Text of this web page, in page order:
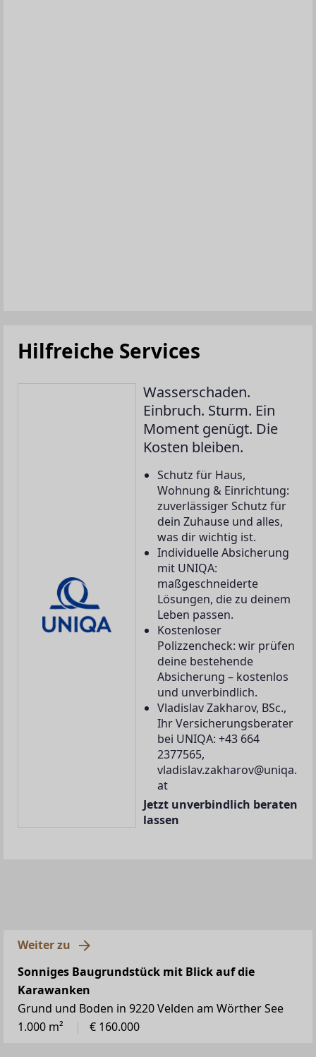
Hilfreiche Services
Wasserschaden.
Einbruch. Sturm. Ein
Moment genügt. Die
Kosten bleiben.
Schutz für Haus,
Wohnung & Einrichtung:
zuverlässiger Schutz für
dein Zuhause und alles,
was dir wichtig ist.
Individuelle Absicherung
mit UNIQA:
maßgeschneiderte
Lösungen, die zu deinem
Leben passen.
Kostenloser
Polizzencheck: wir prüfen
deine bestehende
Absicherung – kostenlos
und unverbindlich.
Vladislav Zakharov, BSc.,
Ihr Versicherungsberater
bei UNIQA: +43 664
2377565,
vladislav.zakharov@uniqa.
at
Jetzt unverbindlich beraten
lassen
Weiter zu
Sonniges Baugrundstück mit Blick auf die
Karawanken
Grund und Boden in 9220 Velden am Wörther See
1.000 m²
€ 160.000